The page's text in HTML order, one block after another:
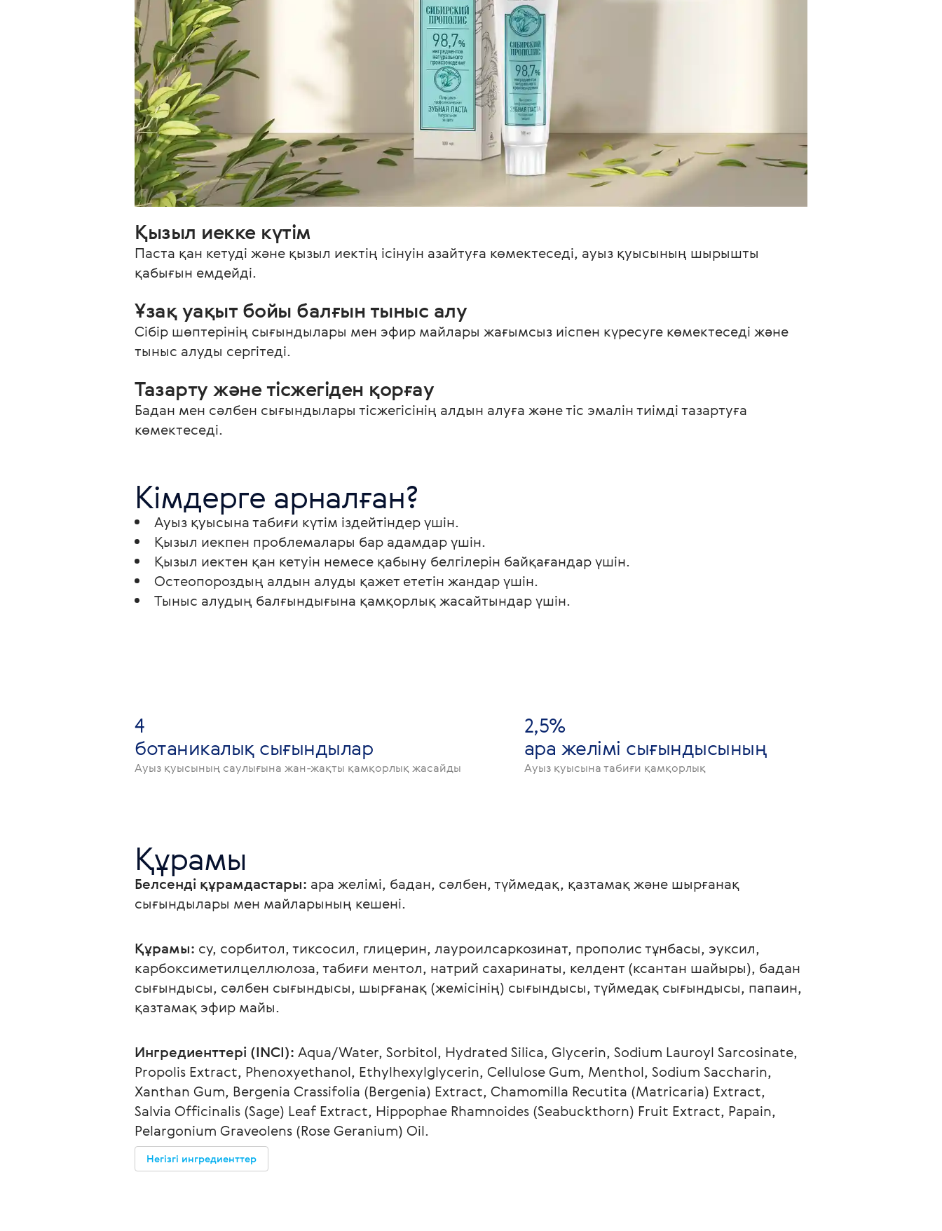
Қызыл иекке күтім
Паста қан кетуді және қызыл иектің ісінуін азайтуға көмектеседі, ауыз қуысының шырышты
қабығын емдейді.
Ұзақ уақыт бойы балғын тыныс алу
Сібір шөптерінің сығындылары мен эфир майлары жағымсыз иіспен күресуге көмектеседі және
тыныс алуды сергітеді.
Тазарту және тісжегіден қорғау
Бадан мен сәлбен сығындылары тісжегісінің алдын алуға және тіс эмалін тиімді тазартуға
көмектеседі.
Кімдерге арналған?
Ауыз қуысына табиғи күтім іздейтіндер үшін.
Қызыл иекпен проблемалары бар адамдар үшін.
Қызыл иектен қан кетуін немесе қабыну белгілерін байқағандар үшін.
Остеопороздың алдын алуды қажет ететін жандар үшін.
Тыныс алудың балғындығына қамқорлық жасайтындар үшін.
4
ботаникалық сығындылар
Ауыз қуысының саулығына жан-жақты қамқорлық жасайды
2,5%
ара желімі сығындысының
Ауыз қуысына табиғи қамқорлық
Құрамы
Белсенді құрамдастары: ара желімі, бадан, сәлбен, түймедақ, қазтамақ және шырғанақ
сығындылары мен майларының кешені.
Құрамы: су, сорбитол, тиксосил, глицерин, лауроилсаркозинат, прополис тұнбасы, эуксил,
карбоксиметилцеллюлоза, табиғи ментол, натрий сахаринаты, келдент (ксантан шайыры), бадан
сығындысы, сәлбен сығындысы, шырғанақ (жемісінің) сығындысы, түймедақ сығындысы, папаин,
қазтамақ эфир майы.
Ингредиенттері (INCI): Aqua/Water, Sorbitol, Hydrated Silica, Glycerin, Sodium Lauroyl Sarcosinate,
Propolis Extract, Phenoxyethanol, Ethylhexylglycerin, Cellulose Gum, Menthol, Sodium Saccharin,
Xanthan Gum, Bergenia Crassifolia (Bergenia) Extract, Chamomilla Recutita (Matricaria) Extract,
Salvia Officinalis (Sage) Leaf Extract, Hippophae Rhamnoides (Seabuckthorn) Fruit Extract, Papain,
Pelargonium Graveolens (Rose Geranium) Oil.
Негізгі ингредиенттер